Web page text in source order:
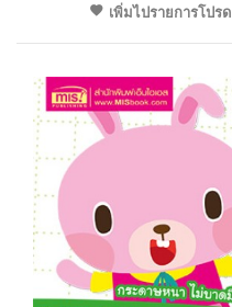
เพิ่มไปรายการโปรด